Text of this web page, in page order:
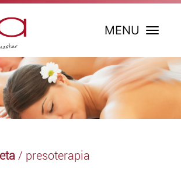
MENU
/ presoterapia